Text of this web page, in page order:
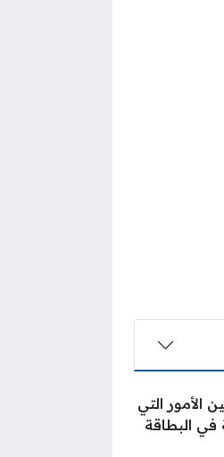
الأمور التي
في البطاقة